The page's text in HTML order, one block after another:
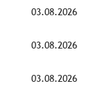
03.08.2026
03.08.2026
03.08.2026